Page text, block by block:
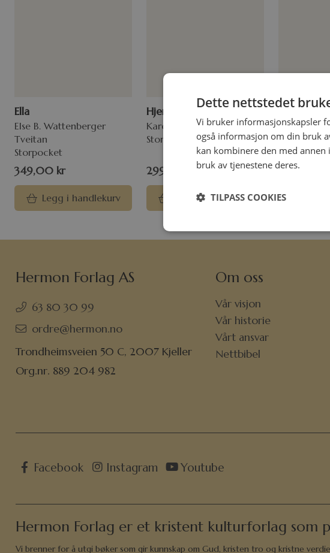
Ella
Else B. Wattenberger
Tveitan
Storpocket
349,00 kr
Legg i handlekurv
Hjemkomsten #3
Karen Kingsbury
Storpocket
299,00 kr
Legg i handlekurv
Kjønn,
kids
Daniel
Mykbind
299,00
Hermon Forlag AS
63 80 30 99
ordre@hermon.no
Trondheimsveien 50 C, 2007 Kjeller
Org.nr. 889 204 982
Om oss
Vår visjon
Vår historie
Vårt ansvar
Nettbibel
Facebook Instagram Youtube
Hermon Forlag er et kristent kulturforlag som
Vi brenner for å utgi bøker som gir kunnskap om Gud, kristen tro og kristne
Dette nettstedet
Vi bruker informasjonskapsler
også informasjon om din bruk
kan kombinere den med
bruk av tjenestene deres.
TILPASS COOKIES